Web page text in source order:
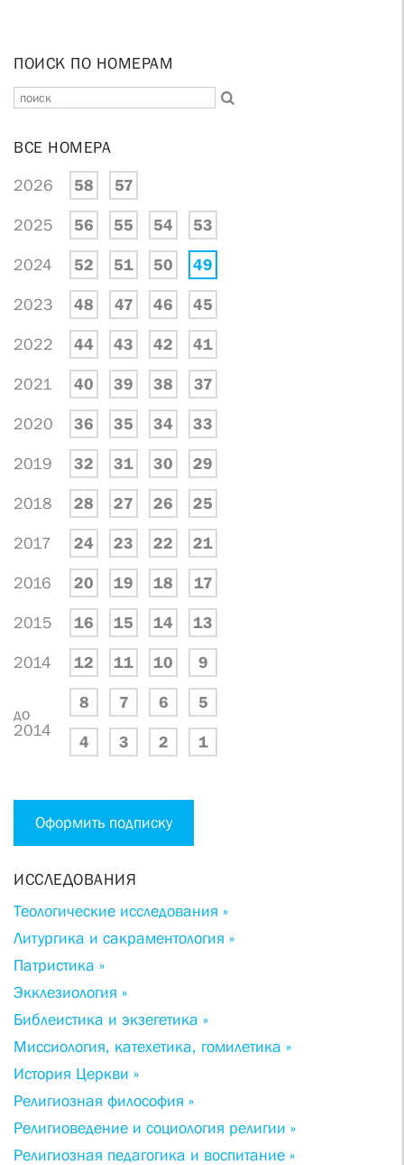
ПОИСК ПО НОМЕРАМ
ВСЕ НОМЕРА
2026 58 57
2025 56 55 54 53
2024 52 51 50 49
2023 48 47 46 45
2022 44 43 42 41
2021 40 39 38 37
2020 36 35 34 33
2019 32 31 30 29
2018 28 27 26 25
2017 24 23 22 21
2016 20 19 18 17
2015 16 15 14 13
2014 12 11 10 9
до
2014
8 7 6 5
4 3 2 1
Оформить подписку
ИССЛЕДОВАНИЯ
Теологические исследования »
Литургика и сакраментология »
Патристика »
Экклезиология »
Библеистика и экзегетика »
Миссиология, катехетика, гомилетика »
История Церкви »
Религиозная философия »
Религиоведение и социология религии »
Религиозная педагогика и воспитание »